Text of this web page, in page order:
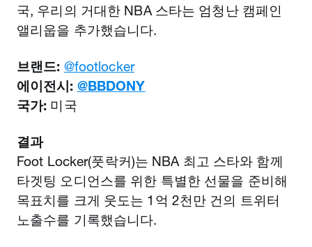
국, 우리의 거대한 NBA 스타는 엄청난 캠페인
앨리웁을 추가했습니다.
브랜드: @footlocker
에이전시: @BBDONY
국가: 미국
결과
Foot Locker(풋락커)는 NBA 최고 스타와 함께
타겟팅 오디언스를 위한 특별한 선물을 준비해
목표치를 크게 웃도는 1억 2천만 건의 트위터
노출수를 기록했습니다.